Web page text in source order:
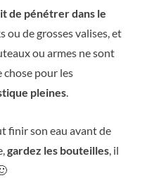
de pénétrer dans le
ou de grosses valises, et
ou armes ne sont
chose pour les
pleines.
finir son eau avant de
gardez les bouteilles, il